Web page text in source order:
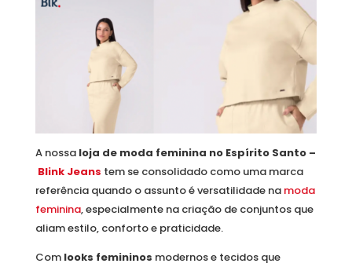
A nossa loja de moda feminina no Espírito Santo –
Blink Jeans tem se consolidado como uma marca
referência quando o assunto é versatilidade na moda
feminina, especialmente na criação de conjuntos que
aliam estilo, conforto e praticidade.
Com looks femininos modernos e tecidos que